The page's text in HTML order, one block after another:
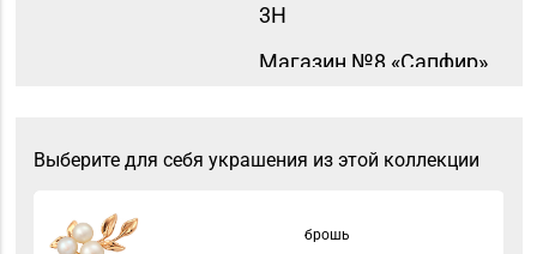
3Н
Магазин №8 «Сапфир»
Магазин
Лида, ул. Советская, д.
Выберите для себя украшения из этой коллекции
брошь